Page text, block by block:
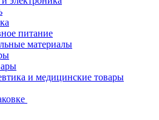
питание
материалы
и медицинские товары